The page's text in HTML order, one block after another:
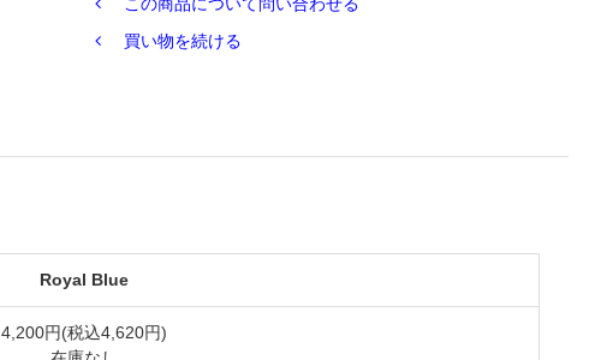
買い物を続ける
Royal Blue
4,200円(税込4,620円)